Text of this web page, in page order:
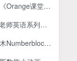
训练600题》练习+答案PDF
、自然拼读背单词和极简音标课
》第1-4季全90集